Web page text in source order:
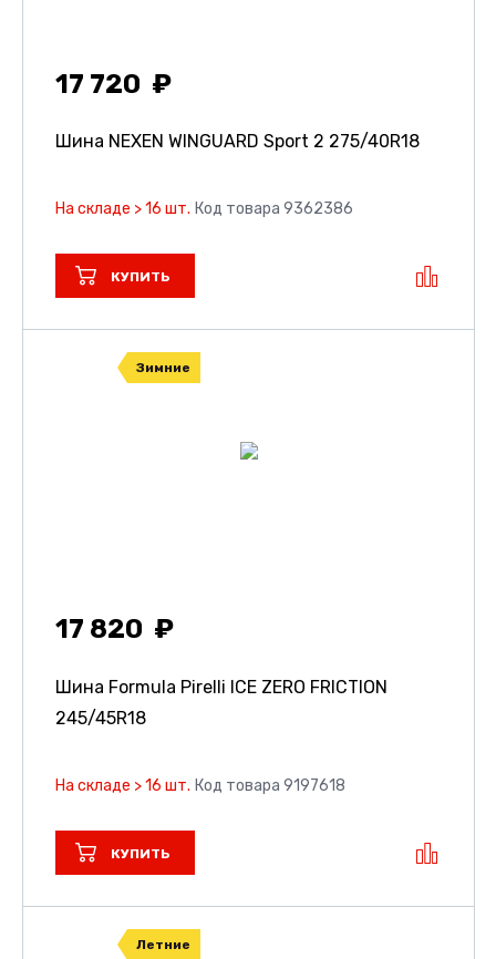
17 720
Шина NEXEN WINGUARD Sport 2 275/40R18
На складе > 16 шт. Код товара 9362386
КУПИТЬ
Зимние
17 820
Шина Formula Pirelli ICE ZERO FRICTION
245/45R18
На складе > 16 шт. Код товара 9197618
КУПИТЬ
Летние